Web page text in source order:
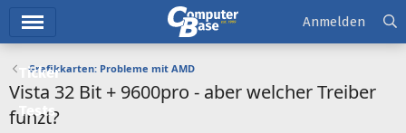
Ticker
Tests
Anmelden
Grafikkarten: Probleme mit AMD
Vista 32 Bit + 9600pro - aber welcher Treiber
funzt?